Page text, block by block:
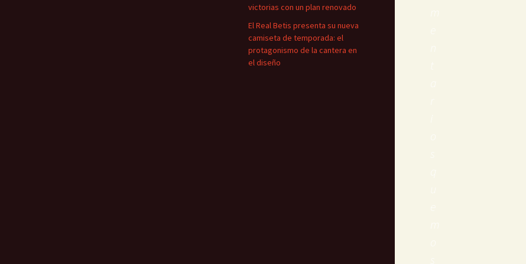
victorias con un plan renovado
El Real Betis presenta su nueva
camiseta de temporada: el
protagonismo de la cantera en
el diseño